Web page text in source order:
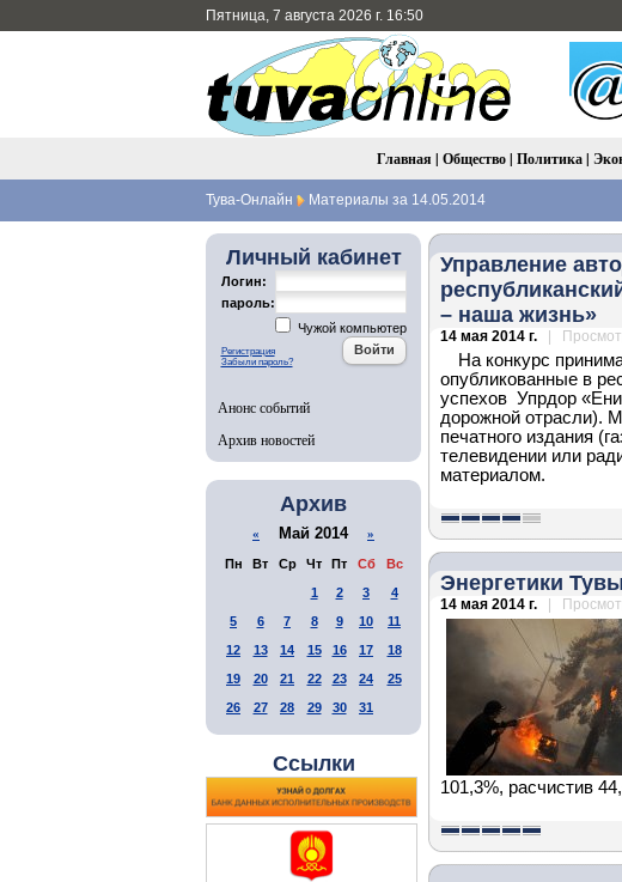
Пятница, 7 августа 2026 г. 16:50
Главная | Общество| Политика|
Тува-Онлайн Материалы за 14.05.2014
Личный кабинет
Логин:
пароль:
Чужой компьютер
Регистрация
Забыли пароль?
Анонс событий
Архив новостей
Архив
« Май 2014 »
Пн Вт Ср Чт Пт Сб
Вс
1
2 3
4
5
6 7 8 9 10
11
12
13 14 15 16 17
18
19
20 21 22 23 24
25
26
27 28 29 30 31
Ссылки
Управление
– наша жизнь»
14 мая 2014 г. |
На конкурс
опубликованные в
успехов Упрдор
дорожной отрасли).
печатного издания
телевидении или
материалом.
Энергетики
14 мая 2014 г. |
101,3%, расчистив